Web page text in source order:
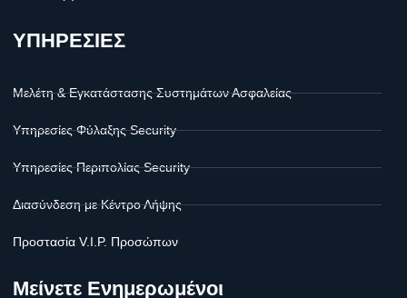
ΥΠΗΡΕΣΙΕΣ
Μελέτη & Εγκατάστασης Συστημάτων Ασφαλείας
Υπηρεσίες Φύλαξης Security
Υπηρεσίες Περιπολίας Security
Διασύνδεση με Κέντρο Λήψης
Προστασία V.I.P. Προσώπων
Μείνετε Ενημερωμένοι